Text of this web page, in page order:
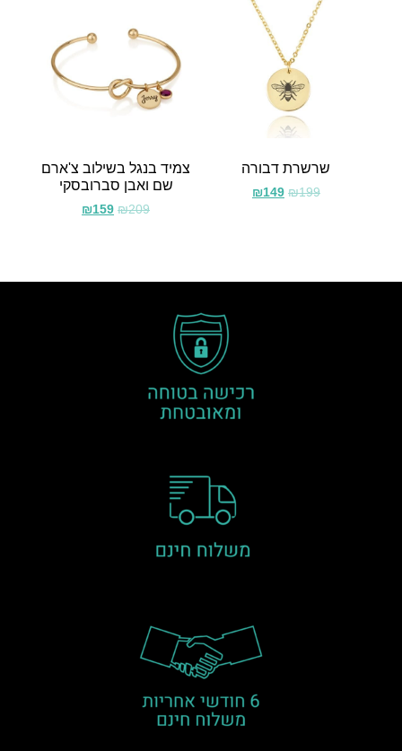
שרשרת דבורה
₪199
₪149
צמיד בנגל בשילוב צ'ארם
שם ואבן סברובסקי
₪209
₪159